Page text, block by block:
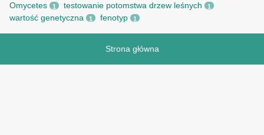
Omycetes 1 testowanie potomstwa drzew leśnych 1
wartość genetyczna 1 fenotyp 1
Strona główna